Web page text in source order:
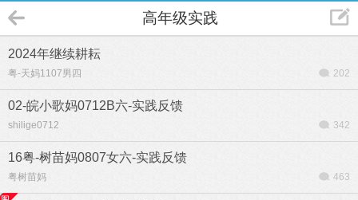
高年级实践
2024年继续耕耘
粤-天妈1107男四 202
02-皖小歌妈0712B六-实践反馈
shilige0712 342
16粤-树苗妈0807女六-实践反馈
粤树苗妈 463